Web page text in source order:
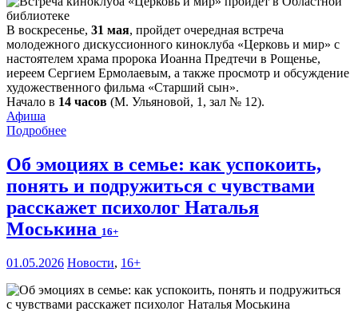
В воскресенье, 31 мая, пройдет очередная встреча
молодежного дискуссионного киноклуба «Церковь и мир» с
настоятелем храма пророка Иоанна Предтечи в Рощенье,
иереем Сергием Ермолаевым, а также просмотр и обсуждение
художественного фильма «Старший сын».
Начало в 14 часов (М. Ульяновой, 1, зал № 12).
Афиша
Подробнее
Об эмоциях в семье: как успокоить,
понять и подружиться с чувствами
расскажет психолог Наталья
Моськина 16+
01.05.2026 Новости, 16+